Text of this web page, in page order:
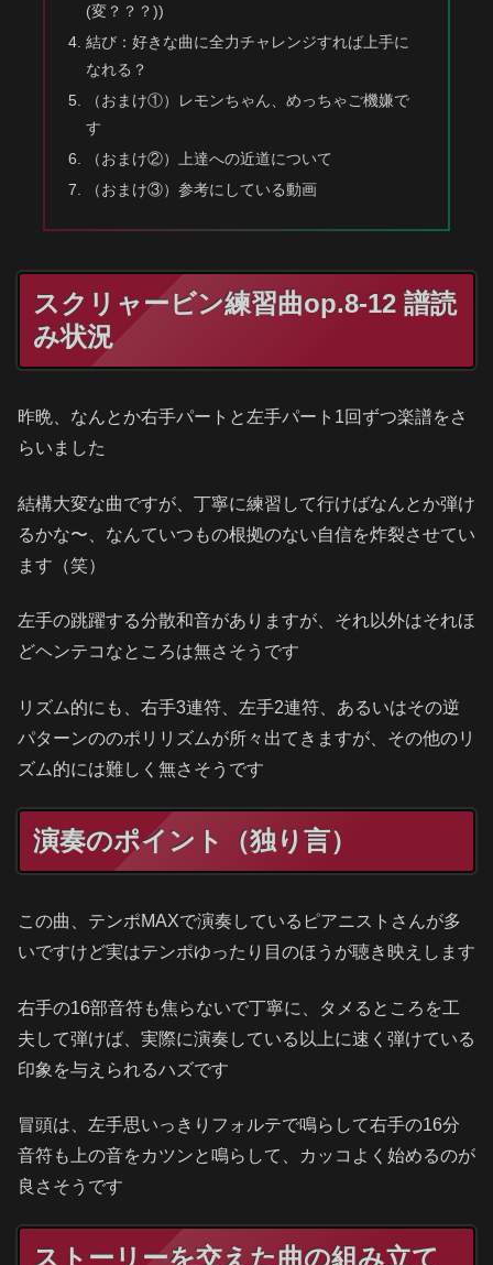
(変？？？))
結び：好きな曲に全力チャレンジすれば上手に
なれる？
（おまけ①）レモンちゃん、めっちゃご機嫌で
す
（おまけ②）上達への近道について
（おまけ③）参考にしている動画
スクリャービン練習曲op.8-12 譜読
み状況
昨晩、なんとか右手パートと左手パート1回ずつ楽譜をさ
らいました
結構大変な曲ですが、丁寧に練習して行けばなんとか弾け
るかな〜、なんていつもの根拠のない自信を炸裂させてい
ます（笑）
左手の跳躍する分散和音がありますが、それ以外はそれほ
どヘンテコなところは無さそうです
リズム的にも、右手3連符、左手2連符、あるいはその逆
パターンののポリリズムが所々出てきますが、その他のリ
ズム的には難しく無さそうです
演奏のポイント（独り言）
この曲、テンポMAXで演奏しているピアニストさんが多
いですけど実はテンポゆったり目のほうが聴き映えします
右手の16部音符も焦らないで丁寧に、タメるところを工
夫して弾けば、実際に演奏している以上に速く弾けている
印象を与えられるハズです
冒頭は、左手思いっきりフォルテで鳴らして右手の16分
音符も上の音をカツンと鳴らして、カッコよく始めるのが
良さそうです
ストーリーを交えた曲の組み立て